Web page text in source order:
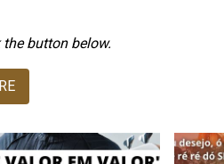
button below.